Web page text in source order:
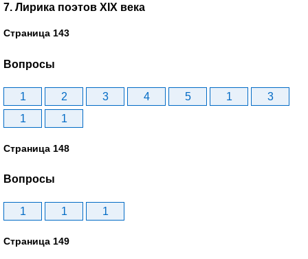
7. Лирика поэтов XIX века
Страница 143
Вопросы
1 2 3 4 5 1
3
1
1
Страница 148
Вопросы
1 1 1
Страница 149